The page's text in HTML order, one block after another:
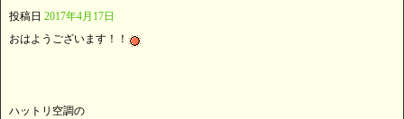
投稿日 2017年4月17日
おはようございます！！
ハットリ空調の